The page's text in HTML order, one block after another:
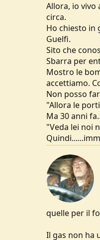
Allora, io vivo
circa.
Ho chiesto in
Guelfi.
Sito che
Sbarra per
Mostro le
accettiamo.
Non posso
"Allora le
Ma 30 anni
"Veda lei noi
quelle per il
Il gas non ha